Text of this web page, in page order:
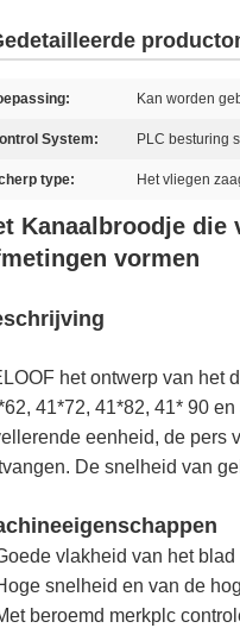
Kan worden
System: PLC besturing
type: Het vliegen
Kanaalbroodje die
vormen
het ontwerp van het
41*72, 41*82, 41* 90
eenheid, de pers
De snelheid van
vlakheid van het
snelheid en van de
beroemd merkplc